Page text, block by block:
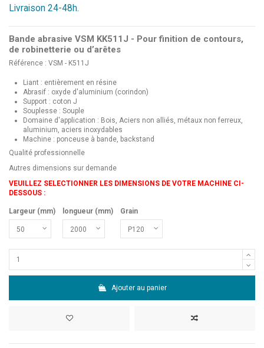
Livraison 24-48h.
Bande abrasive VSM KK511J - Pour finition de contours,
de robinetterie ou d’arêtes
Référence : VSM - K511J
Liant : entièrement en résine
Abrasif : oxyde d'aluminium (corindon)
Support : coton J
Souplesse : Souple
Domaine d'application : Bois, Aciers non alliés, métaux non ferreux,
aluminium, aciers inoxydables
Machine : ponceuse à bande, backstand
Qualité professionnelle
Autres dimensions sur demande
VEUILLEZ SELECTIONNER LES DIMENSIONS DE VOTRE MACHINE CI-
DESSOUS :
Largeur (mm) longueur (mm) Grain
Ajouter au panier